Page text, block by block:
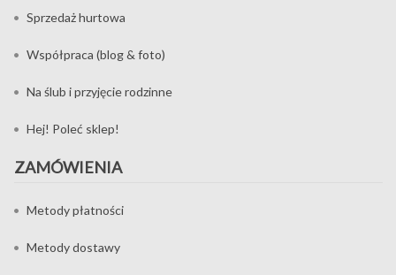
Sprzedaż hurtowa
Współpraca (blog & foto)
Na ślub i przyjęcie rodzinne
Hej! Poleć sklep!
ZAMÓWIENIA
Metody płatności
Metody dostawy